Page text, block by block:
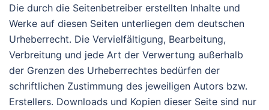
Die durch die Seitenbetreiber erstellten Inhalte und
Werke auf diesen Seiten unterliegen dem deutschen
Urheberrecht. Die Vervielfältigung, Bearbeitung,
Verbreitung und jede Art der Verwertung außerhalb
der Grenzen des Urheberrechtes bedürfen der
schriftlichen Zustimmung des jeweiligen Autors bzw.
Erstellers. Downloads und Kopien dieser Seite sind nur